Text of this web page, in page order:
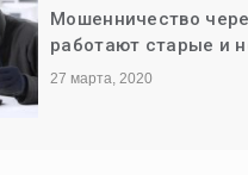
Мошенничество
работают старые и
27 марта, 2020